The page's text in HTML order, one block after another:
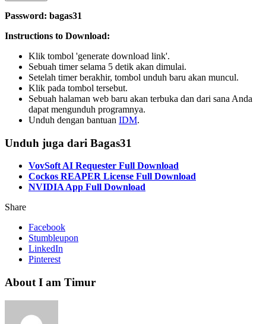
Password: bagas31
Instructions to Download:
Klik tombol 'generate download link'.
Sebuah timer selama 5 detik akan dimulai.
Setelah timer berakhir, tombol unduh baru akan muncul.
Klik pada tombol tersebut.
Sebuah halaman web baru akan terbuka dan dari sana Anda
dapat mengunduh programnya.
Unduh dengan bantuan IDM.
Unduh juga dari Bagas31
VovSoft AI Requester Full Download
Cockos REAPER License Full Download
NVIDIA App Full Download
Share
Facebook
Stumbleupon
LinkedIn
Pinterest
About I am Timur